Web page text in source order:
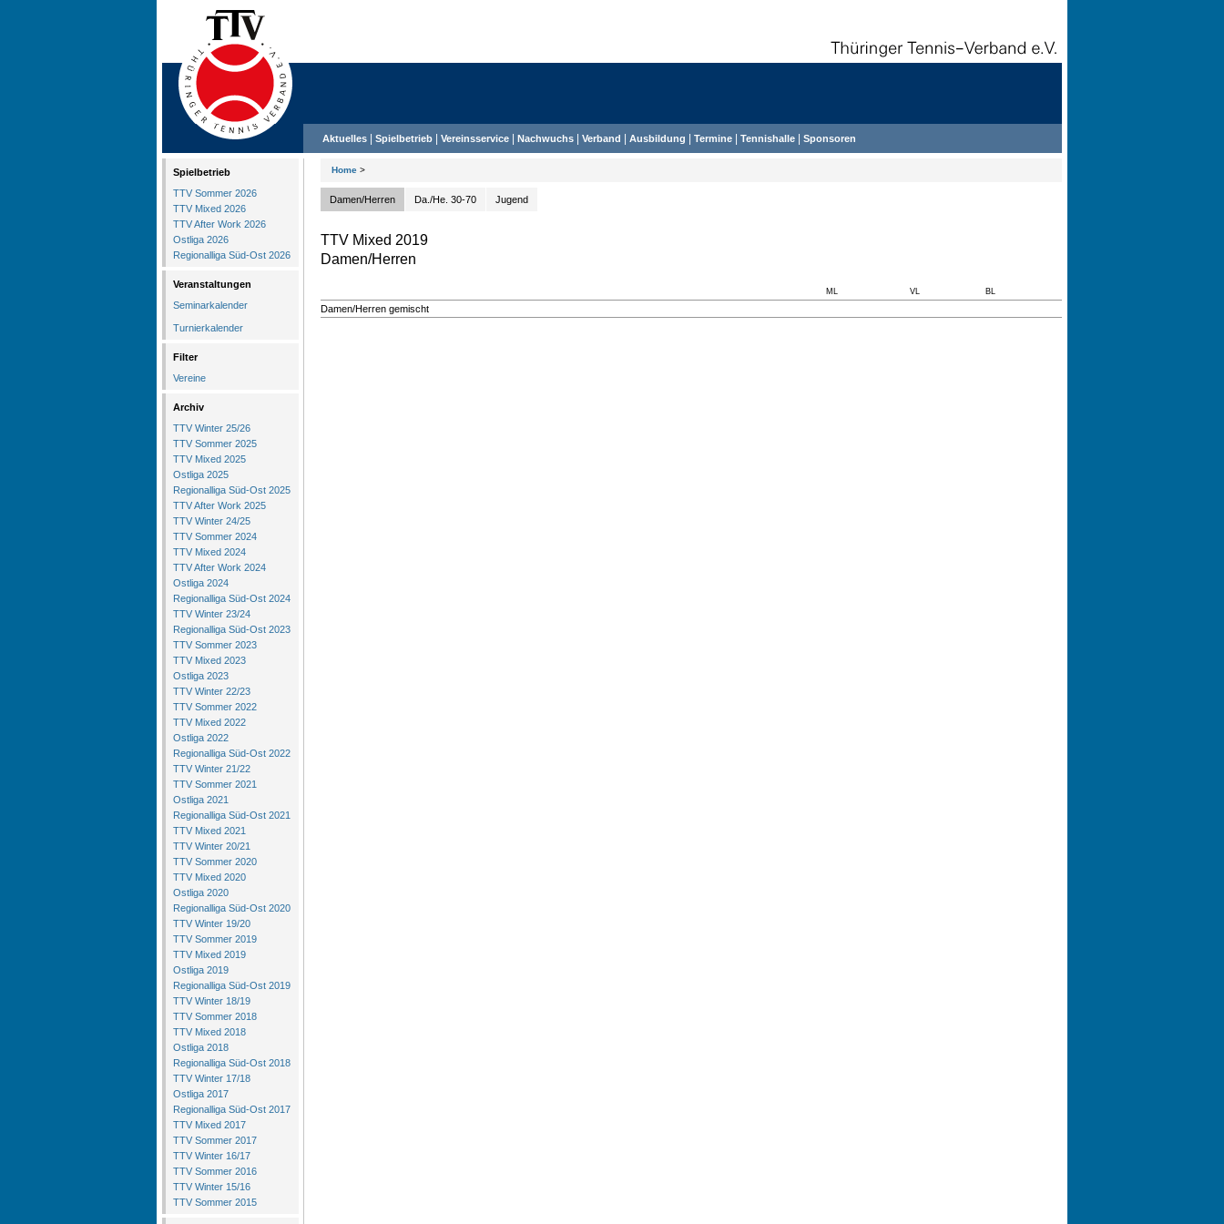
Aktuelles Spielbetrieb Vereinsservice Nachwuchs Verband Ausbildung Termine Tennishalle Sponsoren
Damen/Herren Da./He. 30-70 Jugend
Home >
Spielbetrieb
TTV Sommer 2026
TTV Mixed 2026
TTV After Work 2026
Ostliga 2026
Regionalliga Süd-Ost 2026
Veranstaltungen
Seminarkalender
Turnierkalender
Filter
Vereine
Archiv
TTV Winter 25/26
TTV Sommer 2025
TTV Mixed 2025
Ostliga 2025
Regionalliga Süd-Ost 2025
TTV After Work 2025
TTV Winter 24/25
TTV Sommer 2024
TTV Mixed 2024
TTV After Work 2024
Ostliga 2024
Regionalliga Süd-Ost 2024
TTV Winter 23/24
Regionalliga Süd-Ost 2023
TTV Sommer 2023
TTV Mixed 2023
Ostliga 2023
TTV Winter 22/23
TTV Sommer 2022
TTV Mixed 2022
Ostliga 2022
Regionalliga Süd-Ost 2022
TTV Winter 21/22
TTV Sommer 2021
Ostliga 2021
Regionalliga Süd-Ost 2021
TTV Mixed 2021
TTV Winter 20/21
TTV Sommer 2020
TTV Mixed 2020
Ostliga 2020
Regionalliga Süd-Ost 2020
TTV Winter 19/20
TTV Sommer 2019
TTV Mixed 2019
Ostliga 2019
Regionalliga Süd-Ost 2019
TTV Winter 18/19
TTV Sommer 2018
TTV Mixed 2018
Ostliga 2018
Regionalliga Süd-Ost 2018
TTV Winter 17/18
Ostliga 2017
Regionalliga Süd-Ost 2017
TTV Mixed 2017
TTV Sommer 2017
TTV Winter 16/17
TTV Sommer 2016
TTV Winter 15/16
TTV Sommer 2015
TTV Mixed 2019
Damen/Herren
ML VL BL
Damen/Herren gemischt